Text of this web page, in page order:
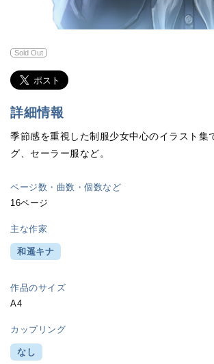
Sold Out
詳細情報
季節感を重視した制服少女中心のイラスト集
グ、セーラー服など。
ページ数・曲数・個数など
16ページ
主な作家
和遥キナ
作品のサイズ
A4
カップリング
なし